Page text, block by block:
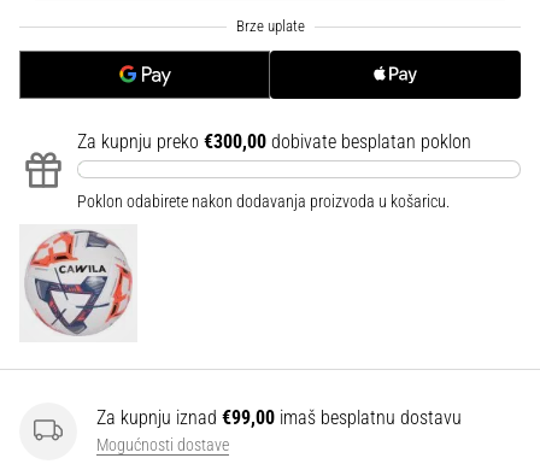
kopačkama
adidas
Budi
dio
svake
utakmice,
gola…
Prikaži
sve
Za kupnju preko €300,00 dobivate besplatan poklon
Poklon odabirete nakon dodavanja proizvoda u košaricu.
Za kupnju iznad €99,00 imaš besplatnu dostavu
Mogućnosti dostave